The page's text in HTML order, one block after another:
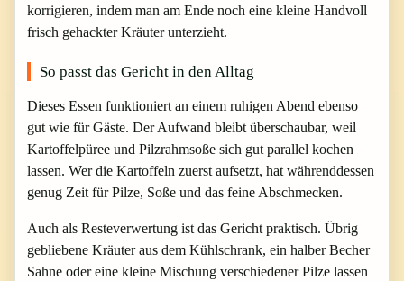
korrigieren, indem man am Ende noch eine kleine Handvoll
frisch gehackter Kräuter unterzieht.
So passt das Gericht in den Alltag
Dieses Essen funktioniert an einem ruhigen Abend ebenso
gut wie für Gäste. Der Aufwand bleibt überschaubar, weil
Kartoffelpüree und Pilzrahmsoße sich gut parallel kochen
lassen. Wer die Kartoffeln zuerst aufsetzt, hat währenddessen
genug Zeit für Pilze, Soße und das feine Abschmecken.
Auch als Resteverwertung ist das Gericht praktisch. Übrig
gebliebene Kräuter aus dem Kühlschrank, ein halber Becher
Sahne oder eine kleine Mischung verschiedener Pilze lassen